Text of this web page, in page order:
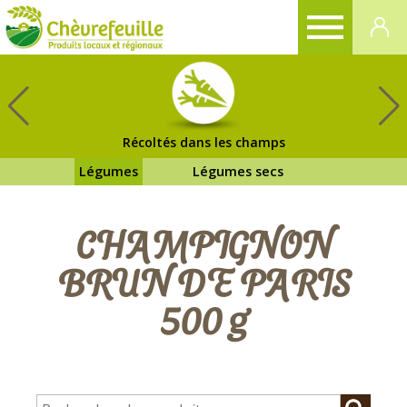
Récoltés dans les champs
Légumes
Légumes secs
CHAMPIGNON
BRUN DE PARIS
500 g